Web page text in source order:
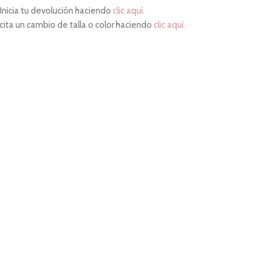
tu devolución haciendo clic aquí.
un cambio de talla o color haciendo clic aquí.